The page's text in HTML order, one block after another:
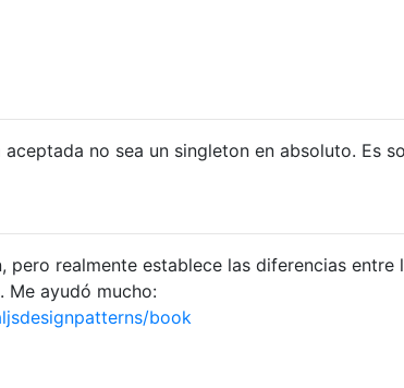
no sea un singleton en absoluto. Es
pero realmente establece las diferencias entre
Me ayudó mucho:
book